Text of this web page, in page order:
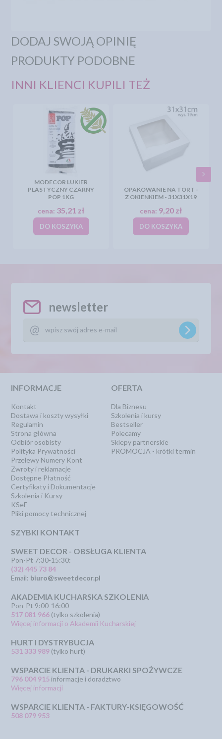
DODAJ SWOJĄ OPINIĘ
PRODUKTY PODOBNE
INNI KLIENCI KUPILI TEŻ
MODECOR LUKIER
PLASTYCZNY CZARNY
POP 1KG
cena: 35,21 zł
DO KOSZYKA
OPAKOWANIE NA TORT -
Z OKIENKIEM - 31X31X19
cena: 9,20 zł
DO KOSZYKA
newsletter
INFORMACJE
Kontakt
Dostawa i koszty wysyłki
Regulamin
Strona główna
Odbiór osobisty
Polityka Prywatności
Przelewy Numery Kont
Zwroty i reklamacje
Dostępne Płatność
Certyfikaty i Dokumentacje
Szkolenia i Kursy
KSeF
Pliki pomocy technicznej
OFERTA
Dla Biznesu
Szkolenia i kursy
Bestseller
Polecamy
Sklepy partnerskie
PROMOCJA - krótki termin
SZYBKI KONTAKT
SWEET DECOR - OBSŁUGA KLIENTA
Pon-Pt 7:30-15:30:
(32) 445 73 84
Email: biuro@sweetdecor.pl
AKADEMIA KUCHARSKA SZKOLENIA
Pon-Pt 9:00-16:00
517 081 966 (tylko szkolenia)
Więcej informacji o Akademii Kucharskiej
HURT I DYSTRYBUCJA
531 333 989 (tylko hurt)
WSPARCIE KLIENTA - DRUKARKI SPOŻYWCZE
796 004 915 informacje i doradztwo
Więcej informacji
WSPARCIE KLIENTA - FAKTURY-KSIĘGOWOŚĆ
508 079 953